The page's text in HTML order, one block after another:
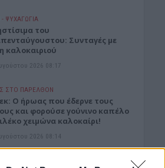
ΨΥΧΑΓΩΓΊΑ
του
Συνταγές με
καλοκαιριού
2026 08:17
ΣΤΟ ΠΑΡΕΛΘΟΝ
O ήρωας που έδερνε τους
και φορούσε γούνινο καπέλο
χειμώνα καλοκαίρι!
2026 08:14